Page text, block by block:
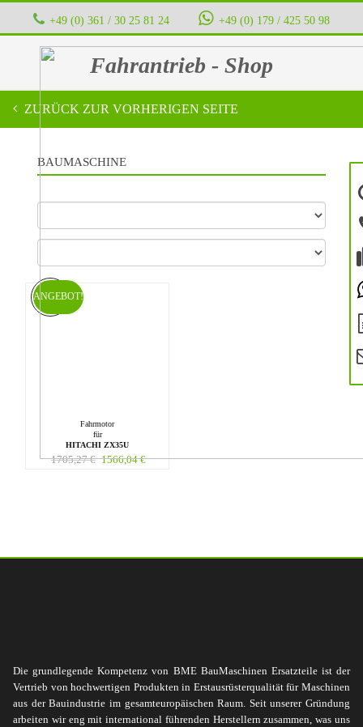
+49 (0) 361 / 30 25 81 24 ‭ ‭ ‭ ‭ +49 (0) 179 / 425 50 98
Fahrantrieb - Shop
ZURÜCK ZUR VORHERIGEN SEITE
BAUMASCHINE
Fahrmotor
für
HITACHI ZX35U
1705,27€ 1566,04€
ANGEBOT!
Die grundlegende Kompetenz von BME BauMaschinen Ersatzteile ist der
Vertrieb von hochwertigen Produkten in Erstausrüsterqualität für Maschinen
aus der Bauindustrie im gesamteuropäischen Raum. Seit unserer Gründung
arbeiten wir eng mit international führenden Herstellern zusammen, was uns